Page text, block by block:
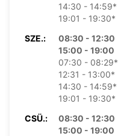
14:30 - 14:59*
19:01 - 19:30*
SZE.:
08:30 - 12:30
15:00 - 19:00
07:30 - 08:29*
12:31 - 13:00*
14:30 - 14:59*
19:01 - 19:30*
CSÜ.:
08:30 - 12:30
15:00 - 19:00